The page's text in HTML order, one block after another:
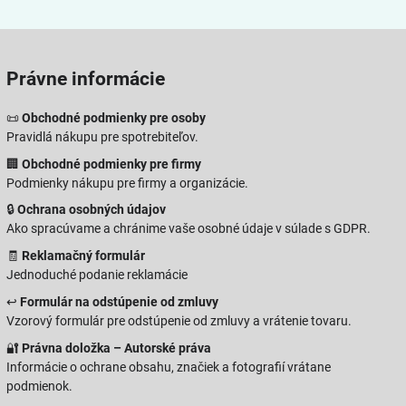
Právne informácie
📜Obchodné podmienky pre osoby
Pravidlá nákupu pre spotrebiteľov.
🏢Obchodné podmienky pre firmy
Podmienky nákupu pre firmy a organizácie.
🔒Ochrana osobných údajov
Ako spracúvame a chránime vaše osobné údaje v súlade s GDPR.
🧾 Reklamačný formulár
Jednoduché podanie reklamácie
↩️ Formulár na odstúpenie od zmluvy
Vzorový formulár pre odstúpenie od zmluvy a vrátenie tovaru.
🔐 Právna doložka – Autorské práva
Informácie o ochrane obsahu, značiek a fotografií vrátane
podmienok.